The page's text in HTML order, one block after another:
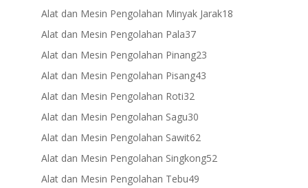
products
Alat dan Mesin Pengolahan Minyak Jarak1818
Alat dan Mesin Pengolahan Pala3737
products
Alat dan Mesin Pengolahan Pinang2323
Alat dan Mesin Pengolahan Pisang4343
Alat dan Mesin Pengolahan Roti3232
products
Alat dan Mesin Pengolahan Sagu3030
products
Alat dan Mesin Pengolahan Sawit6262
products
Alat dan Mesin Pengolahan Singkong5252
Alat dan Mesin Pengolahan Tebu4949